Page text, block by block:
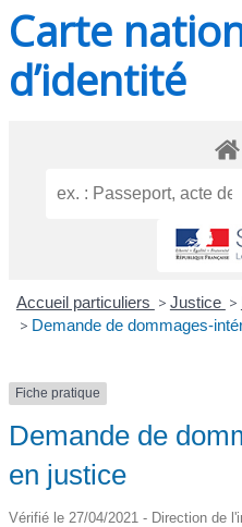
Carte
d’identité
Accueil particuliers > Justice >
> Demande de dommages-
Fiche pratique
Demande de
en justice
Vérifié le 27/04/2021 - Direction de